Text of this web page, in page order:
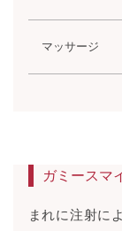
マッサージ
ガミースマ
まれに注射に